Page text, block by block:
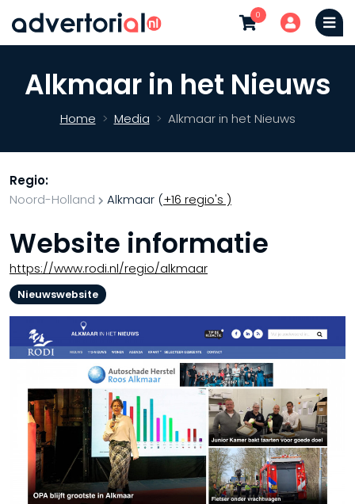
0
Alkmaar in het Nieuws
Home Media Alkmaar in het Nieuws
Regio:
Noord-Holland
Alkmaar (+16 regio's )
Website informatie
https://www.rodi.nl/regio/alkmaar
Nieuwswebsite